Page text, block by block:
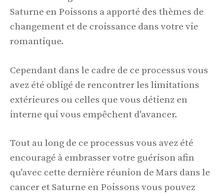
Saturne en Poissons a apporté des thèmes de
changement et de croissance dans votre vie
romantique.
Cependant dans le cadre de ce processus vous
avez été obligé de rencontrer les limitations
extérieures ou celles que vous détienz en
interne qui vous empêchent d'avancer.
Tout au long de ce processus vous avez été
encouragé à embrasser votre guérison afin
qu'avec cette dernière réunion de Mars dans le
cancer et Saturne en Poissons vous pouvez